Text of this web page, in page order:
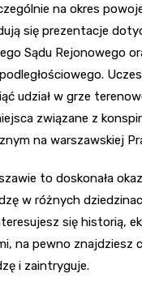
na okres
się prezentacje
Sądu Rejonowego
udział w grze
związane z
na warszawskiej
to doskonała
w różnych
się historią,
na pewno znajdziesz
i zaintryguje.